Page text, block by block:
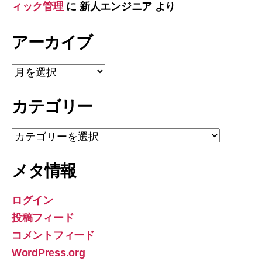
ィック管理 に 新人エンジニアより
アーカイブ
ア
ー
イ
カテゴリー
カ
テ
リ
メタ情報
ログイン
投稿フィード
コメントフィード
WordPress.org